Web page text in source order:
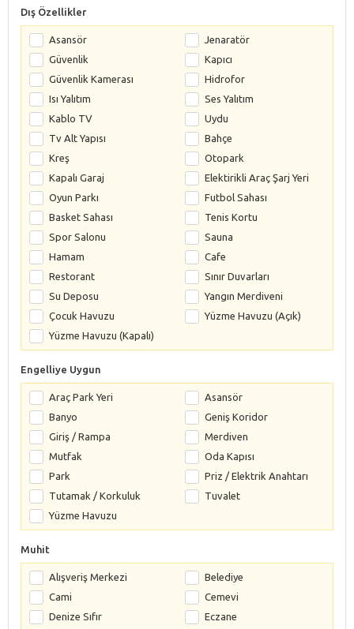
Dış Özellikler
Asansör
Jenaratör
Güvenlik
Kapıcı
Güvenlik Kamerası
Hidrofor
Isı Yalıtım
Ses Yalıtım
Kablo TV
Uydu
Tv Alt Yapısı
Bahçe
Kreş
Otopark
Kapalı Garaj
Elektirikli Araç Şarj Yeri
Oyun Parkı
Futbol Sahası
Basket Sahası
Tenis Kortu
Spor Salonu
Sauna
Hamam
Cafe
Restorant
Sınır Duvarları
Su Deposu
Yangın Merdiveni
Çocuk Havuzu
Yüzme Havuzu (Açık)
Yüzme Havuzu (Kapalı)
Engelliye Uygun
Araç Park Yeri
Asansör
Banyo
Geniş Koridor
Giriş / Rampa
Merdiven
Mutfak
Oda Kapısı
Park
Priz / Elektrik Anahtarı
Tutamak / Korkuluk
Tuvalet
Yüzme Havuzu
Muhit
Alışveriş Merkezi
Belediye
Cami
Cemevi
Denize Sıfır
Eczane